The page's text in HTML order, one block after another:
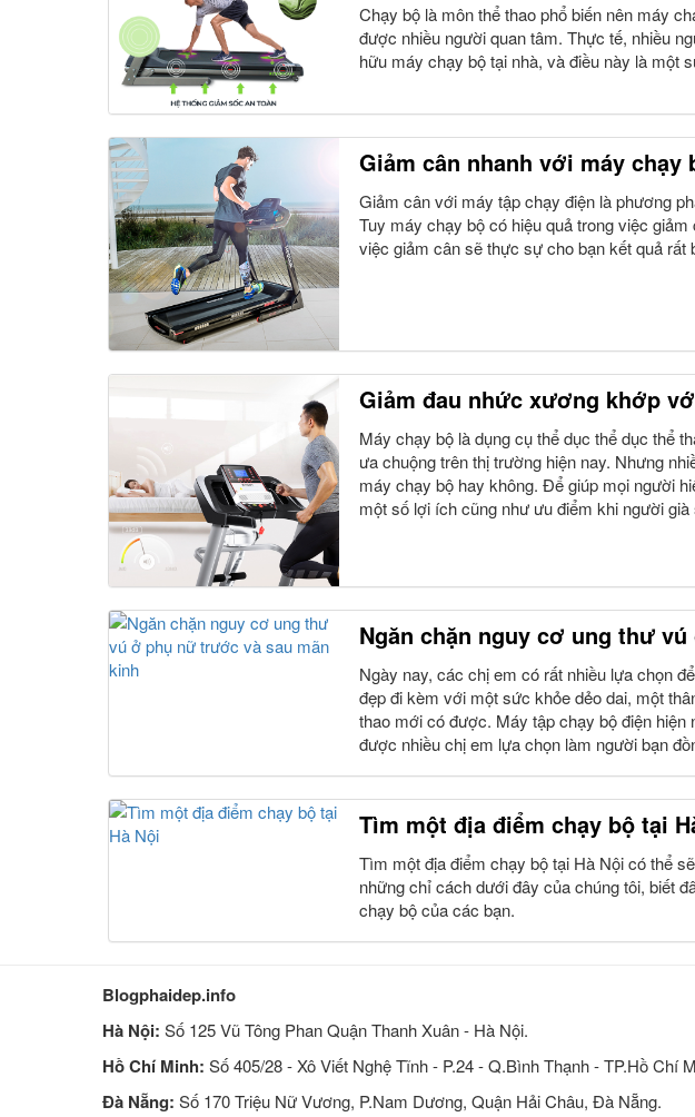
Chạy bộ là môn thể thao phổ biến nên máy
được nhiều người quan tâm. Thực tế, nhiều
hữu máy chạy bộ tại nhà, và điều này là một
Giảm cân nhanh với máy chạy
Giảm cân với máy tập chạy điện là phương
Tuy máy chạy bộ có hiệu quả trong việc
việc giảm cân sẽ thực sự cho bạn kết quả rất
Giảm đau nhức xương khớp
Máy chạy bộ là dụng cụ thể dục thể dục thể
ưa chuộng trên thị trường hiện nay. Nhưng
máy chạy bộ hay không. Để giúp mọi người
một số lợi ích cũng như ưu điểm khi người
Ngăn chặn nguy cơ ung thư
Ngày nay, các chị em có rất nhiều lựa chọn
đẹp đi kèm với một sức khỏe dẻo dai, một
thao mới có được. Máy tập chạy bộ điện
được nhiều chị em lựa chọn làm người bạn
Tìm một địa điểm chạy bộ tại
Tìm một địa điểm chạy bộ tại Hà Nội có thể
những chỉ cách dưới đây của chúng tôi, biết
chạy bộ của các bạn.
Blogphaidep.info
Hà Nội: Số 125 Vũ Tông Phan Quận Thanh Xuân - Hà Nội.
Hồ Chí Minh: Số 405/28 - Xô Viết Nghệ Tĩnh - P.24 - Q.Bình Thạnh - TP.Hồ Chí
Đà Nẵng: Số 170 Triệu Nữ Vương, P.Nam Dương, Quận Hải Châu, Đà Nẵng.